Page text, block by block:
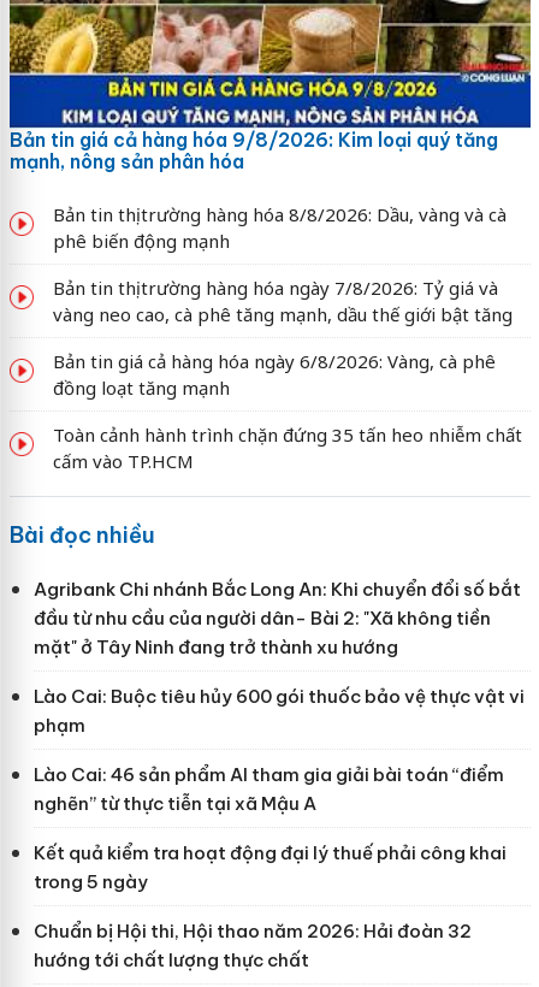
Bản tin giá cả hàng hóa 9/8/2026: Kim loại quý tăng
mạnh, nông sản phân hóa
Bản tin thị trường hàng hóa 8/8/2026: Dầu, vàng và cà
phê biến động mạnh
Bản tin thị trường hàng hóa ngày 7/8/2026: Tỷ giá và
vàng neo cao, cà phê tăng mạnh, dầu thế giới bật tăng
Bản tin giá cả hàng hóa ngày 6/8/2026: Vàng, cà phê
đồng loạt tăng mạnh
Toàn cảnh hành trình chặn đứng 35 tấn heo nhiễm chất
cấm vào TP.HCM
Bài đọc nhiều
Agribank Chi nhánh Bắc Long An: Khi chuyển đổi số bắt
đầu từ nhu cầu của người dân- Bài 2: "Xã không tiền
mặt" ở Tây Ninh đang trở thành xu hướng
Lào Cai: Buộc tiêu hủy 600 gói thuốc bảo vệ thực vật vi
phạm
Lào Cai: 46 sản phẩm AI tham gia giải bài toán “điểm
nghẽn” từ thực tiễn tại xã Mậu A
Kết quả kiểm tra hoạt động đại lý thuế phải công khai
trong 5 ngày
Chuẩn bị Hội thi, Hội thao năm 2026: Hải đoàn 32
hướng tới chất lượng thực chất